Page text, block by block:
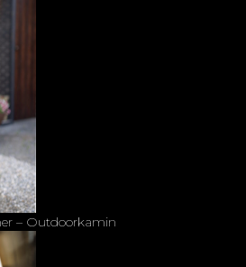
– Outdoorkamin